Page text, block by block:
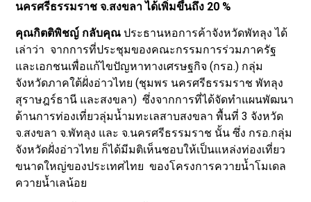
นครศรีธรรมราช จ.สงขลา ได้เพิ่มขึ้นถึง 20 %
คุณกิตติพิชญ์ กลับคุณ ประธานหอการค้าจังหวัดพัทลุง ได้
เล่าว่า จากการที่ประชุมของคณะกรรมการร่วมภาครัฐ
และเอกชนเพื่อแก้ไขปัญหาทางเศรษฐกิจ (กรอ.) กลุ่ม
จังหวัดภาคใต้ฝั่งอ่าวไทย (ชุมพร นครศรีธรรมราช พัทลุง
สุราษฎร์ธานี และสงขลา) ซึ่งจากการที่ได้จัดทำแผนพัฒนา
ด้านการท่องเที่ยวลุ่มน้ำมทะเลสาบสงขลา พื้นที่ 3 จังหวัด
จ.สงขลา จ.พัทลุง และ จ.นครศรีธรรมราช นั้น ซึ่ง กรอ.กลุ่ม
จังหวัดฝั่งอ่าวไทย ก็ได้มีมติเห็นชอบให้เป็นแหล่งท่องเที่ยว
ขนาดใหญ่ของประเทศไทย ของโครงการควายน้ำโมเดล
ควายน้ำเลน้อย